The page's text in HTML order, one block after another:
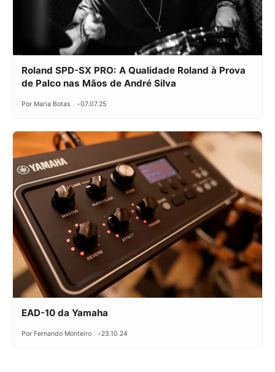
Roland SPD-SX PRO: A Qualidade Roland à Prova
de Palco nas Mãos de André Silva
Por Maria Botas 07.07.25
EAD-10 da Yamaha
Por Fernando Monteiro 23.10.24